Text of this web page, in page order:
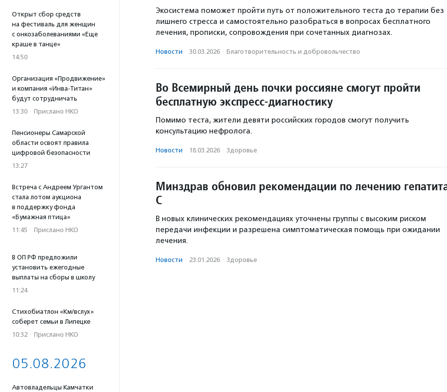
Открыт сбор средств
на фестиваль для женщин
с онкозаболеваниями «Еще
краше в танце»
14:50
Организация «Продвижение»
и компания «Инва-Титан»
будут сотрудничать
13:30 · Прислано НКО
Пенсионеры Самарской
области освоят правила
цифровой безопасности
13:27
Встреча с Андреем Ургантом
стала лотом аукциона
в поддержку фонда
«Бумажная птица»
11:45 · Прислано НКО
В ОП РФ предложили
установить ежегодные
выплаты на сборы в школу
11:24
Стихобиатлон «Км/вслух»
соберет семьи в Липецке
10:32 · Прислано НКО
05.08.2026
Автовладельцы Камчатки
Экосистема поможет пройти путь от положительного теста до терапии без
лишнего стресса и самостоятельно разобраться в вопросах бесплатного
лечения, прописки, сопровождения при сочетанных диагнозах.
Новости · 30.03.2026 · Благотвори­тель­ность и доброволь­чест­во
Во Всемирный день почки россияне смогут пройти
бесплатную экспресс-диагностику
Помимо теста, жители девяти российских городов смогут получить
консультацию нефролога.
Новости · 18.03.2026 · Здоровье
Минздрав обновил рекомендации по лечению
С
В новых клинических рекомендациях уточнены группы с высоким риском
передачи инфекции и разрешена симптоматическая помощь при ожидании
лечения.
Новости · 23.01.2026 · Здоровье